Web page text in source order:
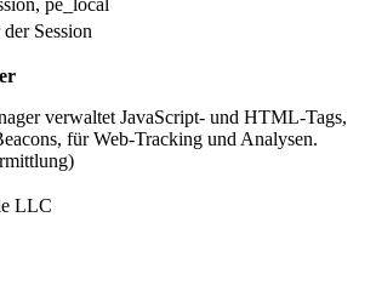
Session
verwaltet JavaScript- und HTML-Tags,
für Web-Tracking und Analysen.
LLC